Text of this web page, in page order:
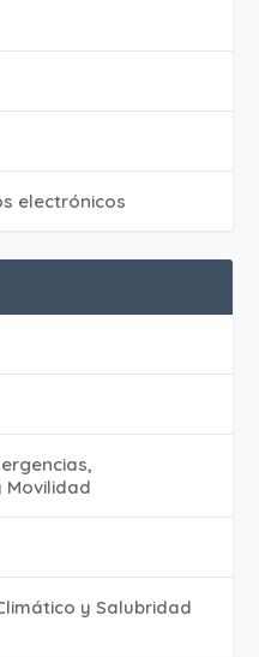
electrónicos
Movilidad
y Salubridad